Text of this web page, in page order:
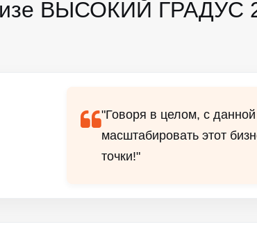
ВЫСОКИЙ ГРАДУС
"Говоря в целом, с
масштабировать этот
точки!"